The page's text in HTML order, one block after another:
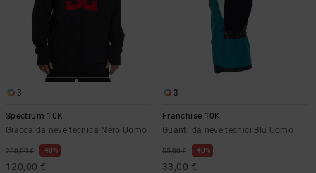
3
Spectrum 10K
Giacca da neve tecnica Nero Uomo
200,00 € 40%
120,00 €
3
Franchise 10K
Guanti da neve tecnici Blu Uomo
55,00 € 40%
33,00 €